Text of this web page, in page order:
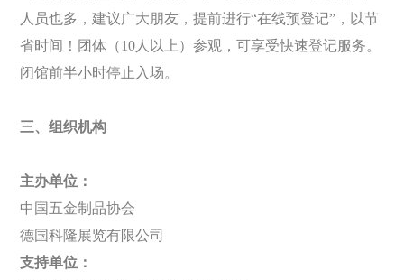
人员也多，建议广大朋友，提前进行“在线预登记”，以节
省时间！团体（10 人以上）参观，可享受快速登记服务。
闭馆前半小时停止入场。
三、组织机构
主办单位：
中国五金制品协会
德国科隆展览有限公司
支持单位：